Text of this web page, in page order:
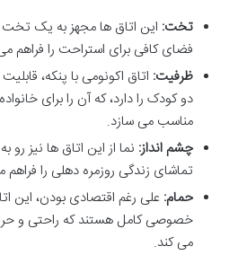
تخت: این اتاق ها مجهز به یک تخت
فضای کافی برای استراحت را فراهم
ظرفیت: اتاق اکونومی با پنکه،
دو کودک را دارد، که آن را برای
مناسب می سازد.
چشم انداز: نما از این اتاق ها نیز
تماشای زندگی روزمره دهلی را فراهم
حمام: علی رغم اقتصادی بودن، این
خصوصی کامل هستند که راحتی و
می کند.